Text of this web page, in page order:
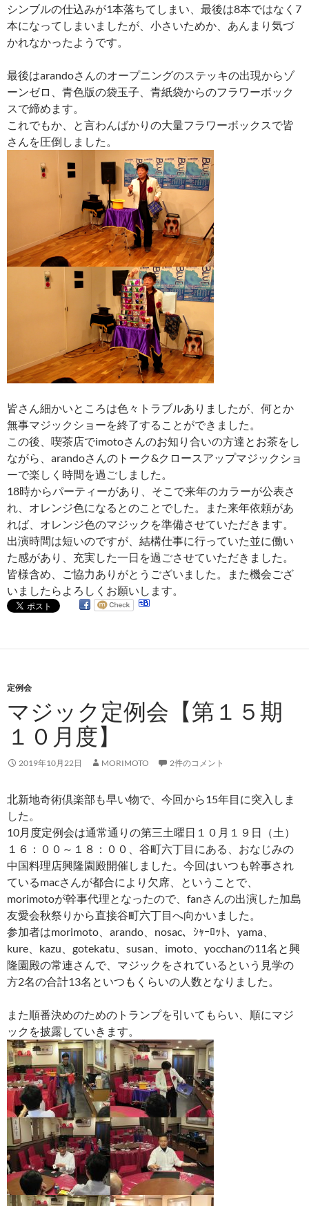
シンブルの仕込みが1本落ちてしまい、最後は8本ではなく7
本になってしまいましたが、小さいためか、あんまり気づ
かれなかったようです。
最後はarandoさんのオープニングのステッキの出現からゾ
ーンゼロ、青色版の袋玉子、青紙袋からのフラワーボック
スで締めます。
これでもか、と言わんばかりの大量フラワーボックスで皆
さんを圧倒しました。
皆さん細かいところは色々トラブルありましたが、何とか
無事マジックショーを終了することができました。
この後、喫茶店でimotoさんのお知り合いの方達とお茶をし
ながら、arandoさんのトーク&クロースアップマジックショ
ーで楽しく時間を過ごしました。
18時からパーティーがあり、そこで来年のカラーが公表さ
れ、オレンジ色になるとのことでした。また来年依頼があ
れば、オレンジ色のマジックを準備させていただきます。
出演時間は短いのですが、結構仕事に行っていた並に働い
た感があり、充実した一日を過ごさせていただきました。
皆様含め、ご協力ありがとうございました。また機会ござ
いましたらよろしくお願いします。
定例会
マジック定例会【第１５期
１０月度】
2019年10月22日 MORIMOTO 2件のコメント
北新地奇術倶楽部も早い物で、今回から15年目に突入しま
した。
10月度定例会は通常通りの第三土曜日１０月１９日（土）
１６：００～１８：００、谷町六丁目にある、おなじみの
中国料理店興隆園殿開催しました。今回はいつも幹事され
ているmacさんが都合により欠席、ということで、
morimotoが幹事代理となったので、fanさんの出演した加島
友愛会秋祭りから直接谷町六丁目へ向かいました。
参加者はmorimoto、arando、nosac、ｼｬｰﾛｯﾄ、yama、
kure、kazu、gotekatu、susan、imoto、yocchanの11名と興
隆園殿の常連さんで、マジックをされているという見学の
方2名の合計13名といつもくらいの人数となりました。
また順番決めのためのトランプを引いてもらい、順にマジ
ックを披露していきます。